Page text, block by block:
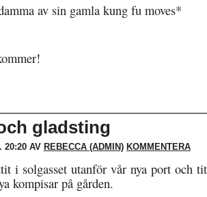
av sin gamla kung fu moves*
gladsting
20:20 AV REBECCA (ADMIN) KOMMENTERA
i solgasset utanför vår nya port och
kompisar på gården.